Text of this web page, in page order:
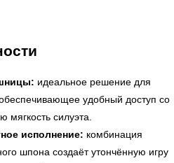
идеальное решение для
удобный доступ со
мягкость силуэта.
исполнение: комбинация
шпона создаёт утончённую игру